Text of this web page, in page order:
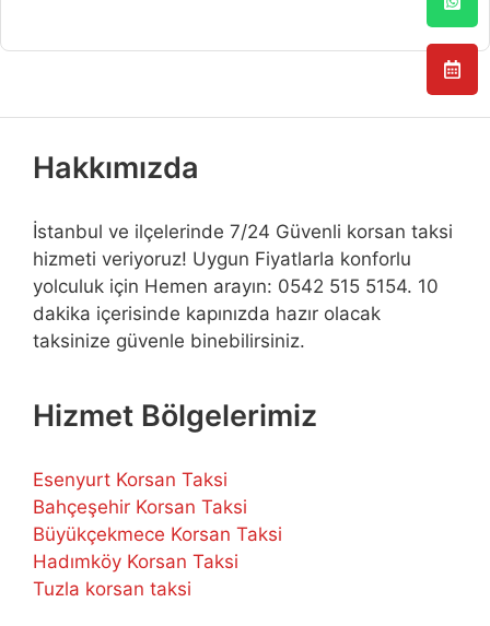
Hakkımızda
İstanbul ve ilçelerinde 7/24 Güvenli korsan taksi
hizmeti veriyoruz! Uygun Fiyatlarla konforlu
yolculuk için Hemen arayın: 0542 515 5154. 10
dakika içerisinde kapınızda hazır olacak
taksinize güvenle binebilirsiniz.
Hizmet Bölgelerimiz
Esenyurt Korsan Taksi
Bahçeşehir Korsan Taksi
Büyükçekmece Korsan Taksi
Hadımköy Korsan Taksi
Tuzla korsan taksi